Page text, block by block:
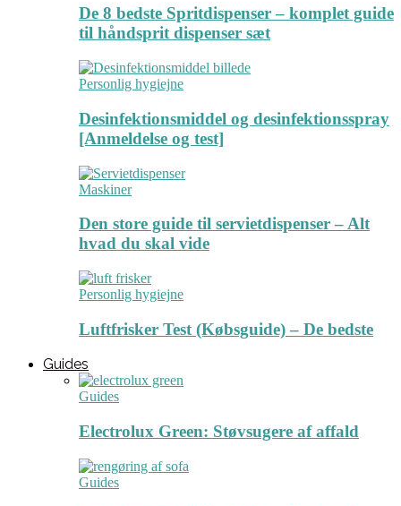
De 8 bedste Spritdispenser – komplet guide
til håndsprit dispenser sæt
Personlig hygiejne
Desinfektionsmiddel og desinfektionsspray
[Anmeldelse og test]
Maskiner
Den store guide til servietdispenser – Alt
hvad du skal vide
Personlig hygiejne
Luftfrisker Test (Købsguide) – De bedste
Guides
Guides
Electrolux Green: Støvsugere af affald
Guides